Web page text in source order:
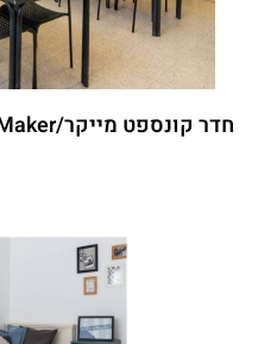
חדר קונספט מייקר/Maker